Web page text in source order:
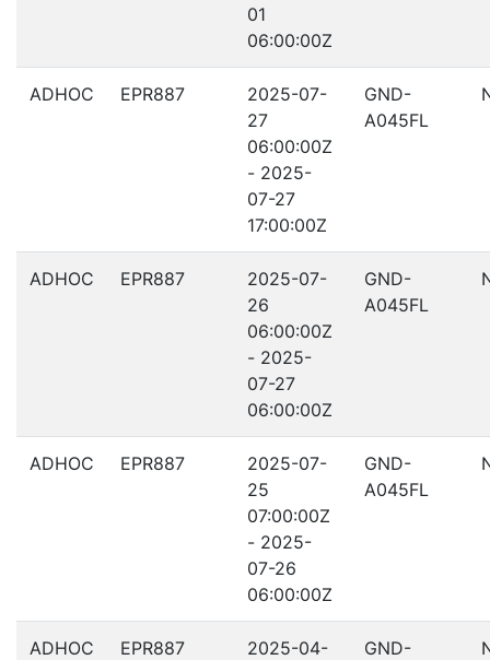
01
06:00:00Z
ADHOC EPR887
2025-07-
27
06:00:00Z
- 2025-
07-27
17:00:00Z
GND-
A045FL
ADHOC EPR887
2025-07-
26
06:00:00Z
- 2025-
07-27
06:00:00Z
GND-
A045FL
ADHOC EPR887
2025-07-
25
07:00:00Z
- 2025-
07-26
06:00:00Z
GND-
A045FL
ADHOC EPR887
2025-04-
GND-